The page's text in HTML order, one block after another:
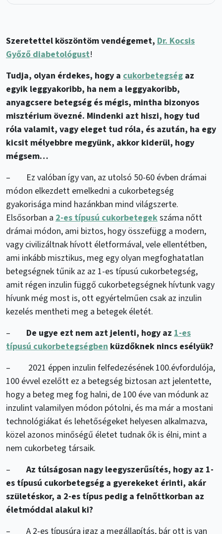
Szeretettel köszöntöm vendégemet, Dr. Kocsis
Győző diabetológust!
Tudja, olyan érdekes, hogy a cukorbetegség az
egyik leggyakoribb, ha nem a leggyakoribb,
anyagcsere betegség és mégis, mintha bizonyos
misztérium övezné. Mindenki azt hiszi, hogy tud
róla valamit, vagy eleget tud róla, és azután, ha egy
kicsit mélyebbre megyünk, akkor kiderül, hogy
mégsem…
– Ez valóban így van, az utolsó 50-60 évben drámai
módon elkezdett emelkedni a cukorbetegség
gyakorisága mind hazánkban mind világszerte.
Elsősorban a 2-es típusú cukorbetegekszáma nőtt
drámai módon, ami biztos, hogy összefügg a modern,
vagy civilizáltnak hívott életformával, vele ellentétben,
ami inkább misztikus, meg egy olyan megfoghatatlan
betegségnek tűnik az az 1-es típusú cukorbetegség,
amit régen inzulin függő cukorbetegségnek hívtunk vagy
hívunk még most is, ott egyértelműen csak az inzulin
kezelés mentheti meg a betegek életét.
– De ugye ezt nem azt jelenti, hogy az 1-es
típusú cukorbetegségben küzdőknek nincs esélyük?
– 2021 éppen inzulin felfedezésének 100.évfordulója,
100 évvel ezelőtt ez a betegség biztosan azt jelentette,
hogy a beteg meg fog halni, de 100 éve van módunk az
inzulint valamilyen módon pótolni, és ma már a mostani
technológiákat és lehetőségeket helyesen alkalmazva,
közel azonos minőségű életet tudnak ők is élni, mint a
nem cukorbeteg társaik.
–Az túlságosan nagy leegyszerűsítés, hogy az 1-
es típusú cukorbetegség a gyerekeket érinti, akár
születéskor, a 2-es típus pedig a felnőttkorban az
életmóddal alakul ki?
– A 2-es típusúra igaz a megállapítás, bár ott is van